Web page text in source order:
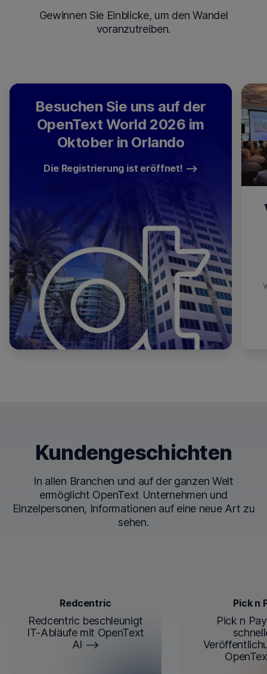
Gewinnen Sie Einblicke, um den Wandel
voranzutreiben.
Besuchen Sie uns auf der
OpenText World 2026 im
Oktober in Orlando
Die Registrierung ist eröffnet!
Kundengeschichten
In allen Branchen und auf der ganzen Welt
ermöglicht OpenText Unternehmen und
Einzelpersonen, Informationen auf eine neue Art zu
sehen.
Redcentric
Redcentric beschleunigt
IT-Abläufe mit OpenText
AI
Pick n
Pick n